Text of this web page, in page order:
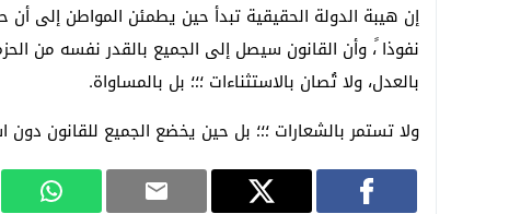
إن هيبة الدولة الحقيقية تبدأ حين يطمئن المواطن إلى أن
نفوذا ً، وأن القانون سيصل إلى الجميع بالقدر نفسه من
بالعدل، ولا تُصان بالاستثناءات ؛؛؛ بل بالمساواة.
ولا تستمر بالشعارات ؛؛؛ بل حين يخضع الجميع للقانون دون